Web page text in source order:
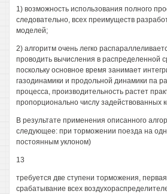
1) возможность использования полного
следовательно, всех преимуществ
моделей;
2) алгоритм очень легко
проводить вычисления в распределенной
поскольку основное время занимает
газодинамики и продольной динамики па
процесса, производительность растет
пропорционально числу задействованных
В результате применения описанного
следующее: при торможении поезда на
постоянным уклоном)
13
требуется две ступени торможения,
срабатывание всех